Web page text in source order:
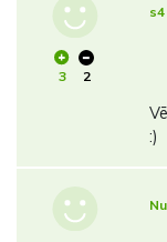
3 2
s4
:)
Nu